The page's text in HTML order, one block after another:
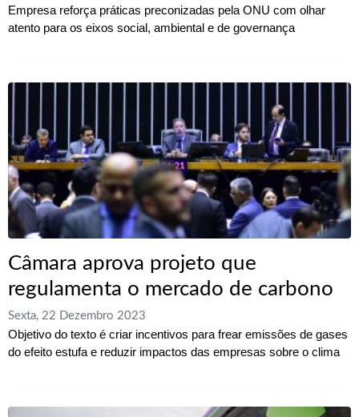
Empresa reforça práticas preconizadas pela ONU com olhar
atento para os eixos social, ambiental e de governança
Câmara aprova projeto que
regulamenta o mercado de carbono
Sexta, 22 Dezembro 2023
Objetivo do texto é criar incentivos para frear emissões de gases
do efeito estufa e reduzir impactos das empresas sobre o clima